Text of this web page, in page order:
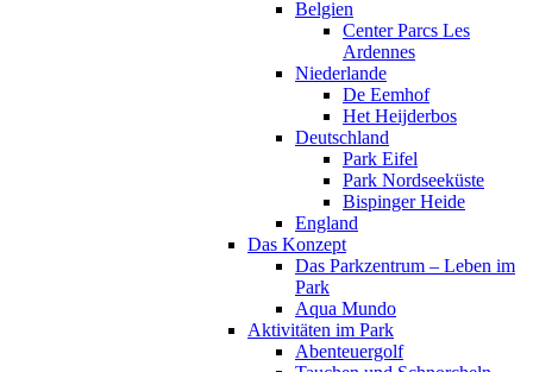
Belgien
Center Parcs Les
Ardennes
Niederlande
De Eemhof
Het Heijderbos
Deutschland
Park Eifel
Park Nordseeküste
Bispinger Heide
England
Das Konzept
Das Parkzentrum – Leben im
Park
Aqua Mundo
Aktivitäten im Park
Abenteuergolf